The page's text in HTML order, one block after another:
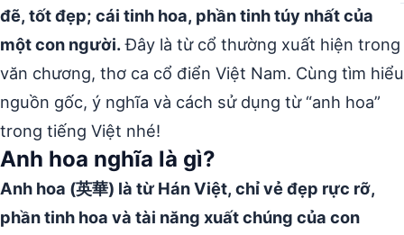
đẽ, tốt đẹp; cái tinh hoa, phần tinh túy nhất của
một con người.Đây là từ cổ thường xuất hiện trong
văn chương, thơ ca cổ điển Việt Nam. Cùng tìm hiểu
nguồn gốc, ý nghĩa và cách sử dụng từ “anh hoa”
trong tiếng Việt nhé!
Anh hoa nghĩa là gì?
Anh hoa (英華) là từ Hán Việt, chỉ vẻ đẹp rực rỡ,
phần tinh hoa và tài năng xuất chúng của con